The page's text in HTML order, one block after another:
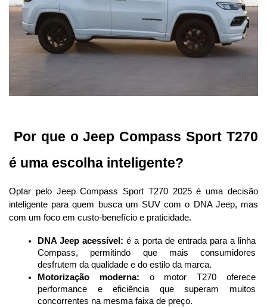
Por que o Jeep Compass Sport T270
é uma escolha inteligente?
Optar pelo Jeep Compass Sport T270 2025 é uma decisão
inteligente para quem busca um SUV com o DNA Jeep, mas
com um foco em custo-benefício e praticidade.
DNA Jeep acessível: é a porta de entrada para a linha
Compass, permitindo que mais consumidores
desfrutem da qualidade e do estilo da marca.
Motorização moderna: o motor T270 oferece
performance e eficiência que superam muitos
concorrentes na mesma faixa de preço.